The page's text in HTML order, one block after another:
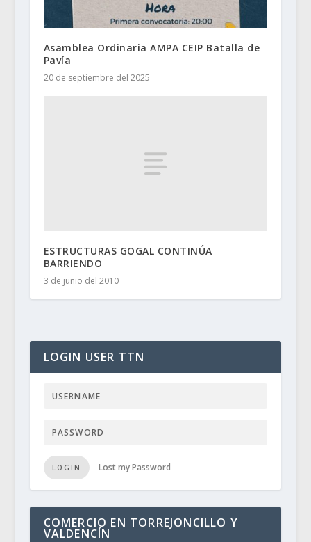
Asamblea Ordinaria AMPA CEIP Batalla de
Pavía
20 de septiembre del 2025
ESTRUCTURAS GOGAL CONTINÚA
BARRIENDO
3 de junio del 2010
LOGIN USER TTN
LOGIN Lost my Password
COMERCIO EN TORREJONCILLO Y
VALDENCÍN